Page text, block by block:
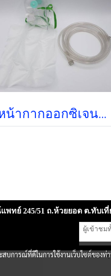
หน้ากากออกซิเจนพร้อมถุงลม Oxygen Mask with Bag สำหรับผู้ใหญ่ (Galemed 3675) (exp แล้ว)
ทย์ 245/51 ถ.ห้วยยอด ต.ทับเที่ย
ผู้เข้าชม
Powered
บการณ์ที่ดีในการใช้งานเว็บไซต์ของท่